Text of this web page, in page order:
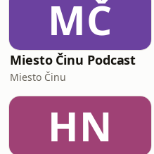
MČ
Miesto Činu Podcast
Miesto Činu
HN